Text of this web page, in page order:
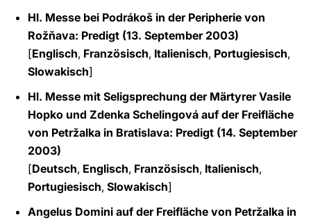
Hl. Messe bei Podrákoš in der Peripherie von
Rožňava: Predigt (13. September 2003)
[Englisch, Französisch, Italienisch, Portugiesisch,
Slowakisch]
Hl. Messe mit Seligsprechung der Märtyrer Vasile
Hopko und Zdenka Schelingová auf der Freifläche
von Petržalka in Bratislava: Predigt (14. September
2003)
[Deutsch, Englisch, Französisch, Italienisch,
Portugiesisch, Slowakisch]
Angelus Domini auf der Freifläche von Petržalka in